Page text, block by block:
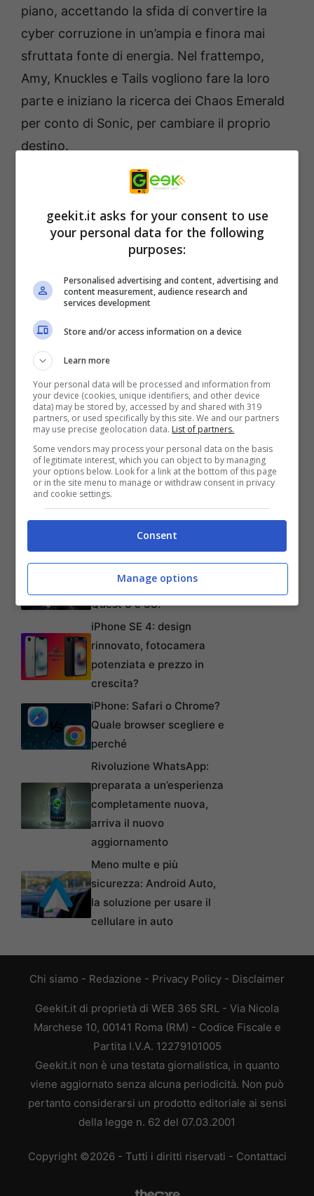
piano, accettando la sfida di convertire la
cyber corruzione in un’ampia e finora mai
sfruttata fonte di energia. Nel frattempo,
Amy, Knuckles e Tails vogliono fare la loro
parte e iniziano la ricerca dei Chaos Emerald
per conto di Sonic, per cambiare il proprio
destino.
Dai un’occhiata al trailer qui:
Sonic Frontiers è disponibile su PlayStation
5, PlayStation 4, Xbox Series X|S, Xbox One,
Nintendo Switch e Steam.
Articoli recentiL’errore da 780 Milioni di
dollari: la storia dei Bitcoin
perduti in discarica
Realtà virtuale al top:
offerte imperdibili su Meta
Quest 3 e 3S!
iPhone SE 4: design
rinnovato, fotocamera
potenziata e prezzo in
crescita?
iPhone: Safari o Chrome?
Quale browser scegliere e
perché
Rivoluzione WhatsApp:
preparata a un’esperienza
completamente nuova,
arriva il nuovo
aggiornamento
Meno multe e più
sicurezza: Android Auto,
la soluzione per usare il
cellulare in auto
Chi siamo - Redazione - Privacy Policy - Disclaimer
Geekit.it di proprietà di WEB 365 SRL - Via Nicola
Marchese 10, 00141 Roma (RM) - Codice Fiscale e
Partita I.V.A. 12279101005
Geekit.it non è una testata giornalistica, in quanto
viene aggiornato senza alcuna periodicità. Non può
pertanto considerarsi un prodotto editoriale ai sensi
della legge n. 62 del 07.03.2001
Copyright ©2026 - Tutti i diritti riservati - Contattaci
geekit.it asks for your consent to use
your personal data for the following
purposes:
Personalised advertising and content, advertising and
content measurement, audience research and
services development
Store and/or access information on a device
Learn more
Your personal data will be processed and information from
your device (cookies, unique identifiers, and other device
data) may be stored by, accessed by and shared with 319
partners, or used specifically by this site. We and our partners
may use precise geolocation data. List of partners.
Some vendors may process your personal data on the basis
of legitimate interest, which you can object to by managing
your options below. Look for a link at the bottom of this page
or in the site menu to manage or withdraw consent in privacy
and cookie settings.
Consent
Manage options